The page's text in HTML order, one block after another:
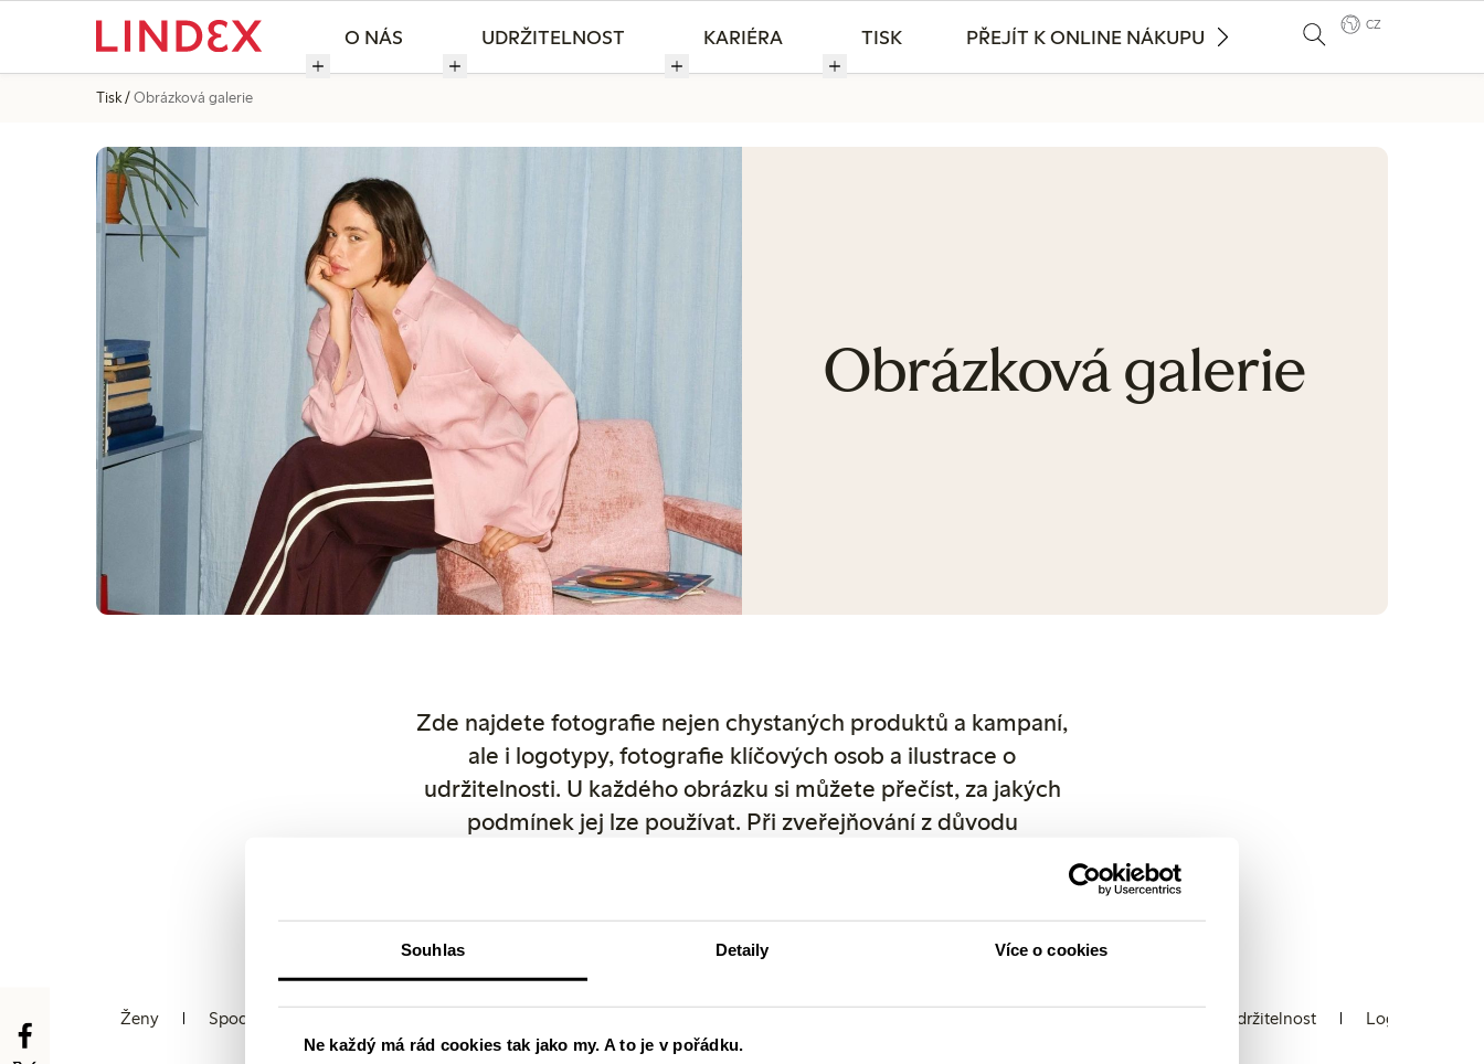
Souhlas Detaily Více o cookies
Ne každý má rád cookies tak jako my. A to je v pořádku.
O NÁS UDRŽITELNOST KARIÉRA TISK PŘEJÍT K ONLINE NÁKUPU
CZ
Tisk Obrázková galerie
Obrázková galerie
Zde najdete fotografie nejen chystaných produktů a kampaní,
ale i logotypy, fotografie klíčových osob a ilustrace o
udržitelnosti. U každého obrázku si můžete přečíst, za jakých
podmínek jej lze používat. Při zveřejňování z důvodu
máte dotazy, neváhejte se obrátit přímo na nás.
Ženy Spodní prádlo Udržitelnost Logotypy